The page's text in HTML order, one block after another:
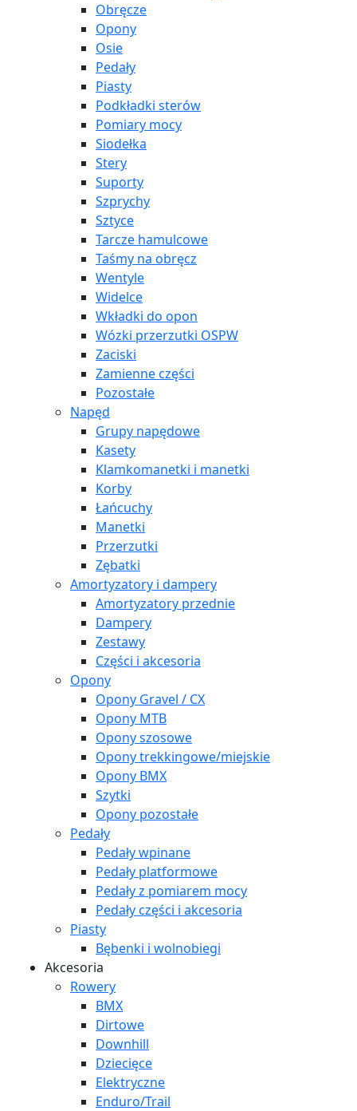
Obręcze
Opony
Osie
Pedały
Piasty
Podkładki sterów
Pomiary mocy
Siodełka
Stery
Suporty
Szprychy
Sztyce
Tarcze hamulcowe
Taśmy na obręcz
Wentyle
Widelce
Wkładki do opon
Wózki przerzutki OSPW
Zaciski
Zamienne części
Pozostałe
Napęd
Grupy napędowe
Kasety
Klamkomanetki i manetki
Korby
Łańcuchy
Manetki
Przerzutki
Zębatki
Amortyzatory i dampery
Amortyzatory przednie
Dampery
Zestawy
Części i akcesoria
Opony
Opony Gravel / CX
Opony MTB
Opony szosowe
Opony trekkingowe/miejskie
Opony BMX
Szytki
Opony pozostałe
Pedały
Pedały wpinane
Pedały platformowe
Pedały z pomiarem mocy
Pedały części i akcesoria
Piasty
Bębenki i wolnobiegi
Akcesoria
Rowery
BMX
Dirtowe
Downhill
Dziecięce
Elektryczne
Enduro/Trail